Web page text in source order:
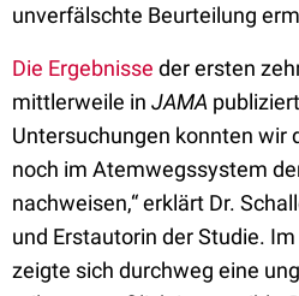
unverfälschte Beurteilung
Die Ergebnisse der ersten
mittlerweile in JAMA
Untersuchungen konnten wir
noch im Atemwegssystem
nachweisen,“ erklärt Dr.
und Erstautorin der Studie. Im
zeigte sich durchweg eine